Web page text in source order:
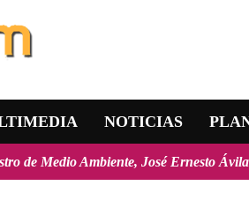
NOTICIAS
José Ernesto Ávila: "la